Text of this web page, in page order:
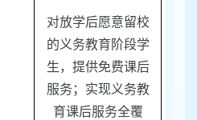
对放学后愿意留校
的义务教育阶段学
生，提供免费课后
服务；实现义务教
育课后服务全覆